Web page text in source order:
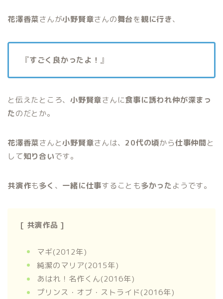
花澤香菜さんが小野賢章さんの舞台を観に行き、
『すごく良かったよ！ 』
と伝えたところ、小野賢章さんに食事に誘われ仲が深まっ
たのだとか。
花澤香菜さんと小野賢章さんは、 20代の頃から仕事仲間と
して知り合いです。
共演作も多く 、 一緒に仕事することも多かったようです。
[ 共演作品 ]
マギ(2012年)
純潔のマリア(2015年)
あはれ！名作くん(2016年)
プリンス・オブ・ストライド(2016年)